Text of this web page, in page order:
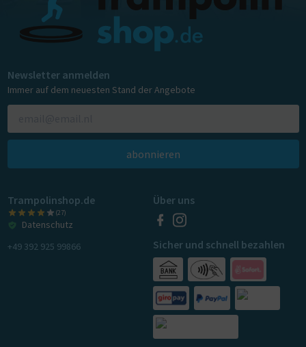
Newsletter anmelden
Immer auf dem neuesten Stand der Angebote
abonnieren
Trampolinshop.de
(27)
Datenschutz
+49 392 925 99866
Über uns
Sicher und schnell bezahlen